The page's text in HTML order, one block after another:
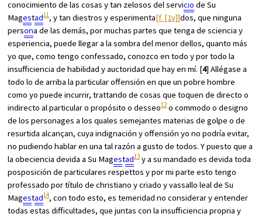
conocimiento de las cosas y tan zelosos del servicio de Su
Magestad11, y tan diestros y esperimenta[f. [1v]]dos, que ninguna
persona de las demás, por muchas partes que tenga de sciencia y
esperiencia, puede llegar a la sombra del menor dellos, quanto más
yo que, como tengo confessado, conozco en todo y por todo la
insufficiencia de habilidad y auctoridad que hay en mí. [4] Allégase a
todo lo de arriba la particular offensión en que un pobre hombre
como yo puede incurrir, trattando de cosas que toquen de directo o
indirecto al particular o propósito o desseo12o commodo o designo
de los personages a los quales semejantes materias de golpe o de
resurtida alcançan, cuya indignación y offensión yo no podría evitar,
no pudiendo hablar en una tal razón a gusto de todos. Y puesto que a
la obeciencia devida a Su Magestad13y a su mandado es devida toda
posposición de particulares respettos y por mi parte esto tengo
professado por título de christiano y criado y vassallo leal de Su
Magestad14, con todo esto, es temeridad no considerar y entender
todas estas difficultades, que juntas con la insufficiencia propria y